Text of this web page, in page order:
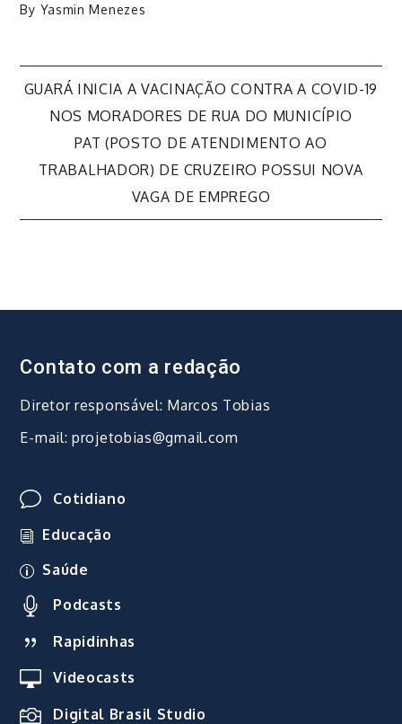
By Yasmin Menezes
Navegação
GUARÁ INICIA A VACINAÇÃO CONTRA A COVID-19
NOS MORADORES DE RUA DO MUNICÍPIO
PAT (POSTO DE ATENDIMENTO AO
TRABALHADOR) DE CRUZEIRO POSSUI NOVA
VAGA DE EMPREGO
Contato com a redação
Diretor responsável: Marcos Tobias
E-mail: projetobias@gmail.com
Cotidiano
Educação
Saúde
Podcasts
Rapidinhas
Videocasts
Digital Brasil Studio